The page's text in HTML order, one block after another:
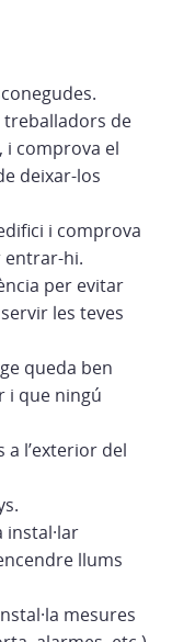
treballadors de
i comprova el
deixar-los
i comprova
entrar-hi.
per evitar
les teves
queda ben
i que ningú
a l’exterior del
instal·lar
llums
mesures